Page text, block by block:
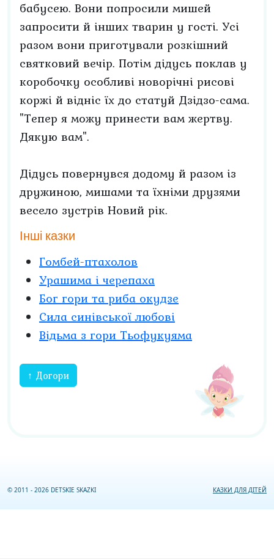
бабусею. Вони попросили мишей
запросити й інших тварин у гості. Усі
разом вони приготували розкішний
святковий вечір. Потім дідусь поклав у
коробочку особливі новорічні рисові
коржі й відніс їх до статуй Дзідзо-сама.
"Тепер я можу принести вам жертву.
Дякую вам".
Дідусь повернувся додому й разом із
дружиною, мишами та їхніми друзями
весело зустрів Новий рік.
Інші казки
Гомбей-птахолов
Урашима і черепаха
Бог гори та риба окудзе
Сила синівської любові
Відьма з гори Тьофукуяма
↑ Догори
© 2011 - 2026 DETSKIE SKAZKI КАЗКИ ДЛЯ ДІТЕЙ